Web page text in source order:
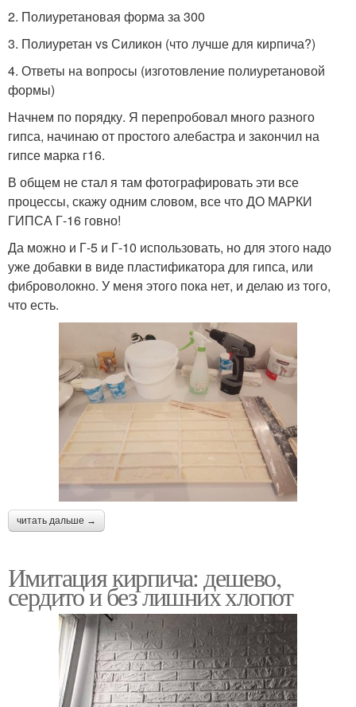
2. Полиуретановая форма за 300
3. Полиуретан vs Силикон (что лучше для кирпича?)
4. Ответы на вопросы (изготовление полиуретановой
формы)
Начнем по порядку. Я перепробовал много разного
гипса, начинаю от простого алебастра и закончил на
гипсе марка г16.
В общем не стал я там фотографировать эти все
процессы, скажу одним словом, все что ДО МАРКИ
ГИПСА Г-16 говно!
Да можно и Г-5 и Г-10 использовать, но для этого надо
уже добавки в виде пластификатора для гипса, или
фиброволокно. У меня этого пока нет, и делаю из того,
что есть.
читать дальше →
Имитация кирпича: дешево,
сердито и без лишних хлопот